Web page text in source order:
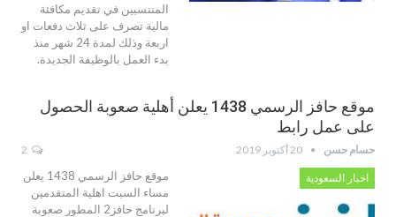
المنتسبين في تقديم مكافئة
مالية تصرف على ثلاث دفعات او
اربعة وذلك لمدة 24 شهر منذ
بدء العمل بالوظيفة الجديدة.
موقع حافز الرسمي 1438 يعلن أهلية صعوبة الحصول
على عمل رابط
حسام حسن 20 أكتوبر 2019
اخبار السعودية
موقع حافز الرسمي 1438 يعلن
مساء السبت اهلية المتقدمين
لبرنامج حافز2 المطور صعوبة